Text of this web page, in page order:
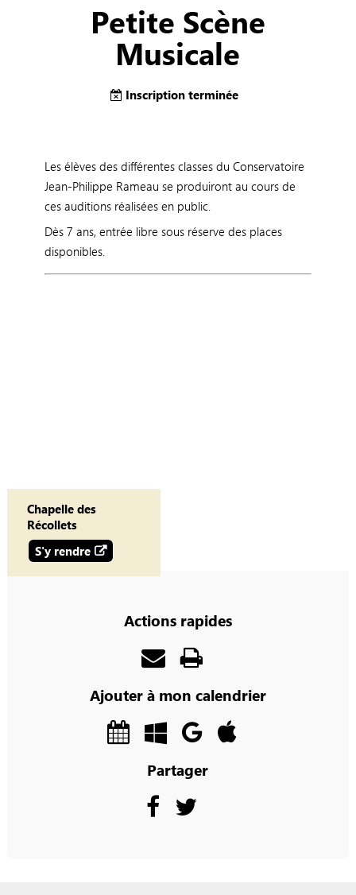
Petite Scène
Musicale
Inscription terminée
Les élèves des différentes classes du Conservatoire
Jean-Philippe Rameau se produiront au cours de
ces auditions réalisées en public.
Dès 7 ans, entrée libre sous réserve des places
disponibles.
Chapelle des
Récollets
S'y rendre
Actions rapides
Ajouter à mon calendrier
Partager